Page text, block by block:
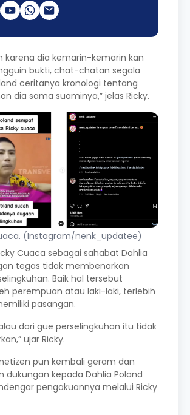
karena dia kemarin-kemarin kan
bukti, chat-chatan segala
ceritanya kronologi tentang
dia sama suaminya,” jelas Ricky.
(Instagram/nenk_updatee)
Cuaca sebagai sahabat Dahlia
tegas tidak membenarkan
Baik hal tersebut
perempuan atau laki-laki, terlebih
pasangan.
dari gue perselingkuhan itu tidak
ujar Ricky.
pun kembali geram dan
dukungan kepada Dahlia Poland
pengakuannya melalui Ricky